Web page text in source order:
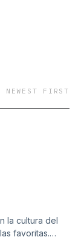
NEWEST FIRST
la cultura del
favoritas.